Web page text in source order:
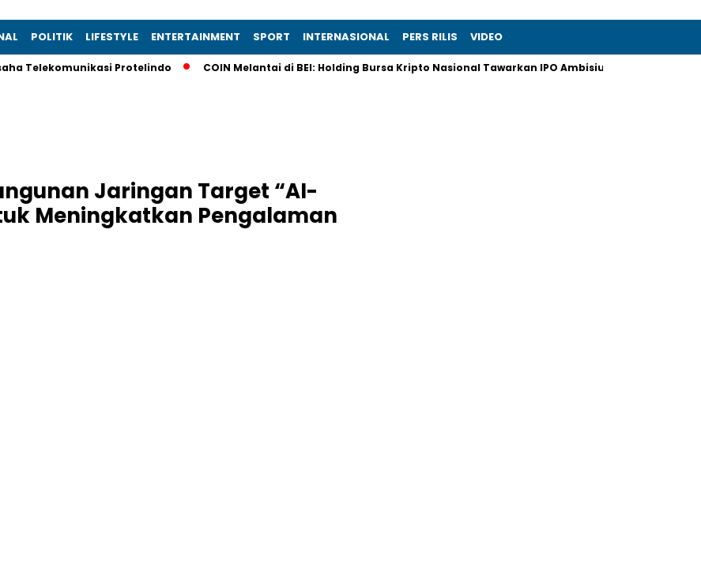
POLITIK LIFESTYLE ENTERTAINMENT SPORT INTERNASIONAL PERS RILIS VIDEO
Telekomunikasi Protelindo COIN Melantai di BEI: Holding Bursa Kripto Nasional Tawarkan IPO Ambisius
Jaringan Target “AI-
Meningkatkan Pengalaman